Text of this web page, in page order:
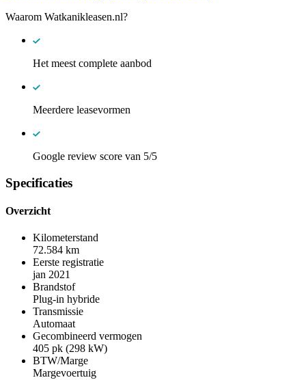
Waarom Watkanikleasen.nl?
Het meest complete aanbod
Meerdere leasevormen
Google review score van 5/5
Specificaties
Overzicht
Kilometerstand
72.584 km
Eerste registratie
jan 2021
Brandstof
Plug-in hybride
Transmissie
Automaat
Gecombineerd vermogen
405 pk (298 kW)
BTW/Marge
Margevoertuig